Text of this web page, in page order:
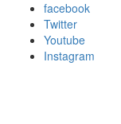
facebook
Twitter
Youtube
Instagram